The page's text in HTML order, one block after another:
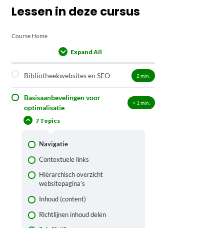
Lessen in deze cursus
Course Home
Expand All
Lessons
Bibliotheekwebsites en SEO 2 min.
Basisaanbevelingen voor
optimalisatie
< 1 min.
7 Topics
Navigatie
Contextuele links
Hiërarchisch overzicht
websitepagina’s
Inhoud (content)
Richtlijnen inhoud delen